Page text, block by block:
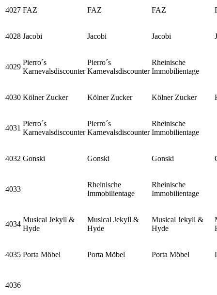
4027 FAZ FAZ FAZ
4028 Jacobi Jacobi Jacobi
4029
Pierro´s
Karnevalsdiscounter
Pierro´s
Karnevalsdiscounter
Rheinische
Immobilientage
4030 Kölner Zucker Kölner Zucker Kölner Zucker
4031
Pierro´s
Karnevalsdiscounter
Pierro´s
Karnevalsdiscounter
Rheinische
Immobilientage
4032 Gonski Gonski Gonski
4033
Rheinische
Immobilientage
Rheinische
Immobilientage
4034
Musical Jekyll &
Hyde
Musical Jekyll &
Hyde
Musical Jekyll &
Hyde
4035 Porta Möbel Porta Möbel Porta Möbel
4036